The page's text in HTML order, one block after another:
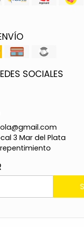
SOCIALES
3 Mar del Plata